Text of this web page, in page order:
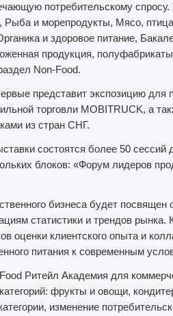
потребительскому
Рыба и морепродукты, Мясо,
и здоровое питание,
продукция,
Non-Food.
представит экспозицию для
торговли MOBITRUCK, а
из стран СНГ.
состоятся более 50
блоков: «Форум лидеров
бизнеса будет
статистики и трендов
оценки клиентского опыта и
питания к современным
Ритейл Академия для
фрукты и овощи,
изменение